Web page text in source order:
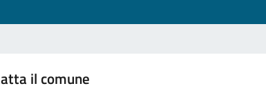
il comune